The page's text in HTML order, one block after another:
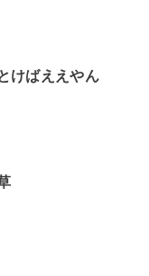
けばええやん